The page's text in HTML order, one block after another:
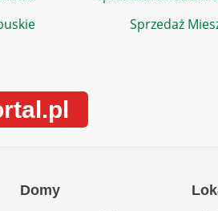
Sprzedaż
Domy